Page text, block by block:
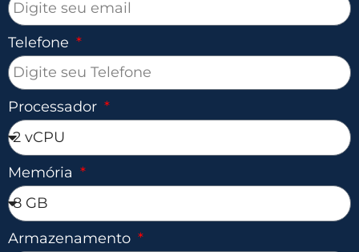
Telefone
Processador
Memória
Armazenamento